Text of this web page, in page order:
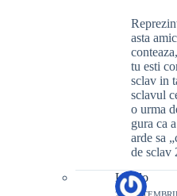
asta
tu esti
sclav in
sclavul
o urma
gura ca
arde sa
de sclav
Laszlo